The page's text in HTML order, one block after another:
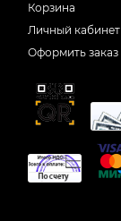
Корзина
Личный кабинет
Оформить заказ